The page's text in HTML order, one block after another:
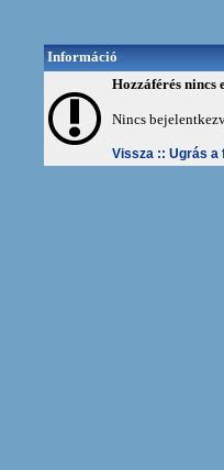
Információ
Hozzáférés nincs
Nincs
Vissza :: Ugrás a